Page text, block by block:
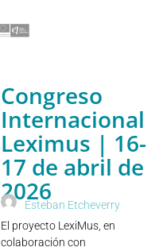
Congreso
Internacional
Leximus | 16-
17 de abril de
2026Esteban Etcheverry
El proyecto LexiMus, en
colaboración con